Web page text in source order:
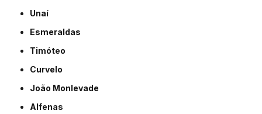
Unaí
Esmeraldas
Timóteo
Curvelo
João Monlevade
Alfenas